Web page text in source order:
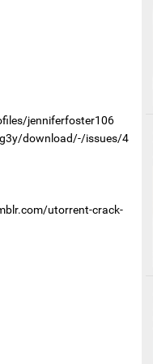
jenniferfoster106
download/-/issues/4
utorrent-crack-